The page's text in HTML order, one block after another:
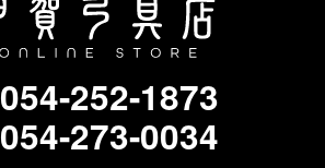
054-252-1873
054-273-0034